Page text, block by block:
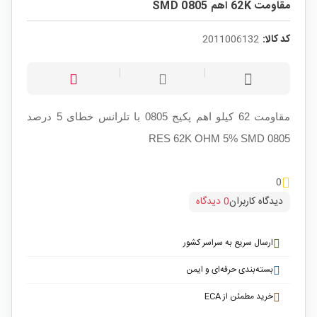
مقاومت 62K اهم SMD 0805
کد کالا: 2011006132
مقاومت 62 کیلو اهم پکیج 0805 با تلرانس خطای 5 درصد
RES 62K OHM 5% SMD 0805
0
دیدگاه کاربران0 دیدگاه
ارسال سریع به سراسر کشور
بسته‌بندی حرفه‌ای و ایمن
خرید مطمئن از ECA